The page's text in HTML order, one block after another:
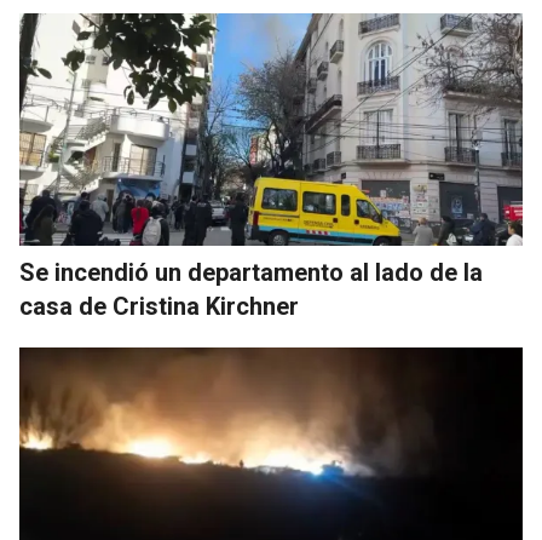
Se incendió un departamento al lado de la
casa de Cristina Kirchner